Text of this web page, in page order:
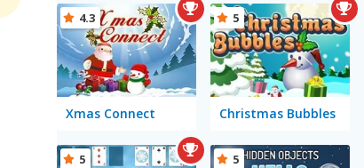
Xmas Connect
4.3
Christmas Bubbles
5
5 5